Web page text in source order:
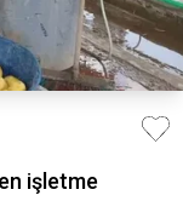
işletme